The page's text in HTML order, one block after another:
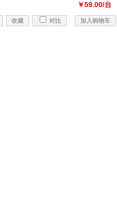
收藏 对比
￥59.00/台
加入购物车